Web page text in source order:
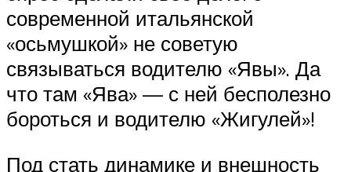
современной итальянской
«осьмушкой» не советую
связываться водителю «Явы». Да
что там «Ява» — с ней бесполезно
бороться и водителю «Жигулей»!
Под стать динамике и внешность